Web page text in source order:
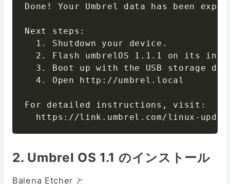
Done! Your Umbrel data has been
Next steps:
  1. Shutdown your device.
2. Flash umbrelOS 1.1.1 on its
3. Boot up with the USB storage
  4. Open http://umbrel.local
For detailed instructions, visit:
https://link.umbrel.com/linux-
2. Umbrel OS 1.1 のインストール
Balena Etcher と